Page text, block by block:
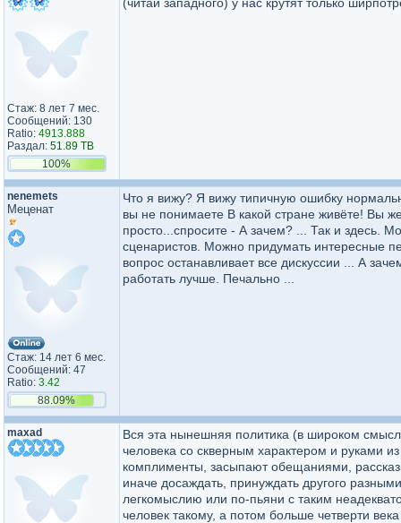
Стаж: 8 лет 7 мес.
Сообщений: 130
Ratio: 4913.888
Раздал: 51.89 TB
100%
nenemets
Меценат
Стаж: 14 лет 6 мес.
Сообщений: 47
Ratio: 3.42
88.09%
Что я вижу? Я вижу типичную ошибку
вы не понимаете В какой стране живёте! Вы
просто...спросите - А зачем? ... Так и здесь.
сценаристов. Можно придумать интересные
вопрос останавливает все дискуссии ... А
работать лучше. Печально ...
maxad
Вся эта нынешняя политика (в широком
человека со скверным характером и руками
комплименты, засыпают обещаниями,
иначе досаждать, принуждать другого
легкомыслию или по-пьяни с таким
человек такому, а потом больше четверти